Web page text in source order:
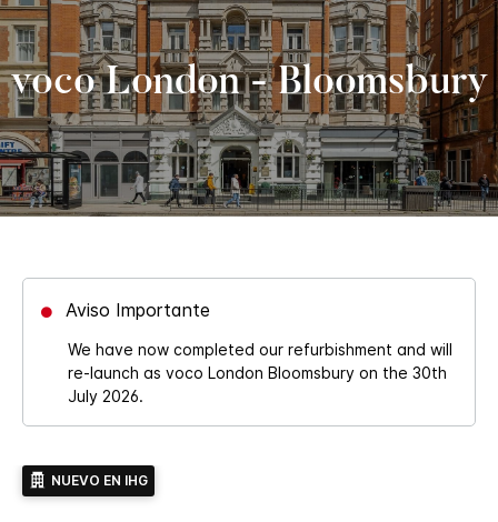
voco London - Bloomsbury
Aviso Importante
We have now completed our refurbishment and will
re-launch as voco London Bloomsbury on the 30th
July 2026.
NUEVO EN IHG